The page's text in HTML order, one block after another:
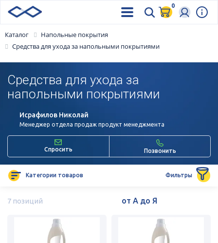
0
Каталог
Напольные покрытия
Средства для ухода за напольными покрытиями
Средства для ухода за
напольными покрытиями
Исрафилов Николай
Менеджер отдела продаж продукт менеджмента
Спросить Позвонить
Категории товаров Фильтры
7 позиций